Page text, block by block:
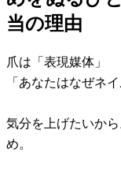
当の理由
爪は「表現媒体」
「あなたはなぜネ
気分を上げたいか
め。